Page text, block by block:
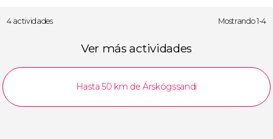
4 actividades Mostrando 1-4
Ver más actividades
Hasta 50 km de Árskógssandi